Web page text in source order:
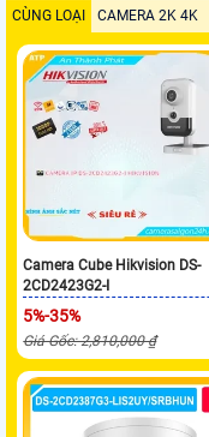
CÙNG LOẠI CAMERA 2K 4K
Camera Cube Hikvision DS-
2CD2423G2-I
5%-35%
Giá Gốc: 2,810,000 ₫